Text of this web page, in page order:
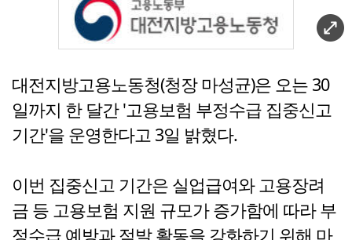
대전지방고용노동청(청장 마성균)은 오는 30
일까지 한 달간 '고용보험 부정수급 집중신고
기간'을 운영한다고 3일 밝혔다.
이번 집중신고 기간은 실업급여와 고용장려
금 등 고용보험 지원 규모가 증가함에 따라 부
정수급 예방과 적발 활동을 강화하기 위해 마